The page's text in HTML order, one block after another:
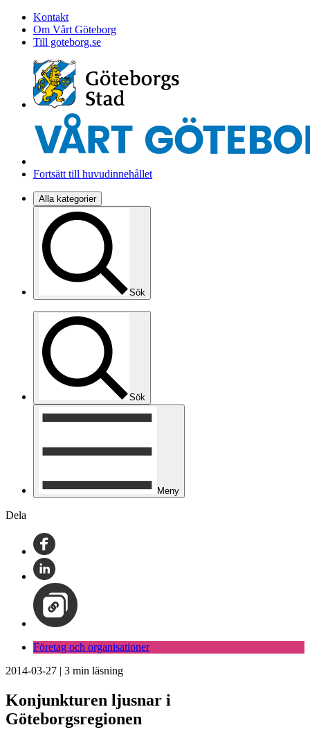
Kontakt
Om Vårt Göteborg
Till goteborg.se
Fortsätt till huvudinnehållet
Alla kategorier
Sök
Sök
Meny
Dela
Företag och organisationer
2014-03-27 | 3 min läsning
Konjunkturen ljusnar i
Göteborgsregionen